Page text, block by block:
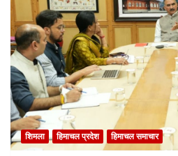
शिमला हिमाचल प्रदेश हिमाचल समाचार